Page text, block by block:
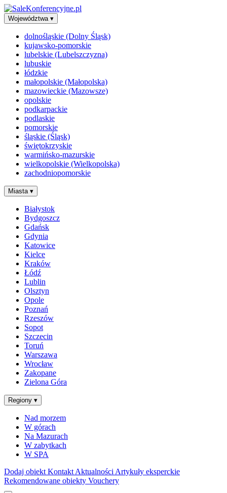
Województwa ▾
dolnośląskie (Dolny Śląsk)
kujawsko-pomorskie
lubelskie (Lubelszczyzna)
lubuskie
łódzkie
małopolskie (Małopolska)
mazowieckie (Mazowsze)
opolskie
podkarpackie
podlaskie
pomorskie
śląskie (Śląsk)
świętokrzyskie
warmińsko-mazurskie
wielkopolskie (Wielkopolska)
zachodniopomorskie
Miasta ▾
Białystok
Bydgoszcz
Gdańsk
Gdynia
Katowice
Kielce
Kraków
Łódź
Lublin
Olsztyn
Opole
Poznań
Rzeszów
Sopot
Szczecin
Toruń
Warszawa
Wrocław
Zakopane
Zielona Góra
Regiony ▾
Nad morzem
W górach
Na Mazurach
W zabytkach
W SPA
Dodaj obiekt Kontakt Aktualności Artykuły eksperckie
Rekomendowane obiekty Vouchery